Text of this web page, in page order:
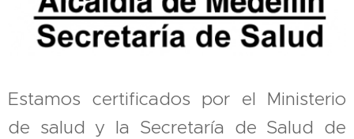
Estamos certificados por el Ministerio
de salud y la Secretaría de Salud de